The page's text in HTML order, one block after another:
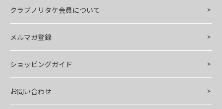
クラブノリタケ会員について
メルマガ登録
ショッピングガイド
お問い合わせ